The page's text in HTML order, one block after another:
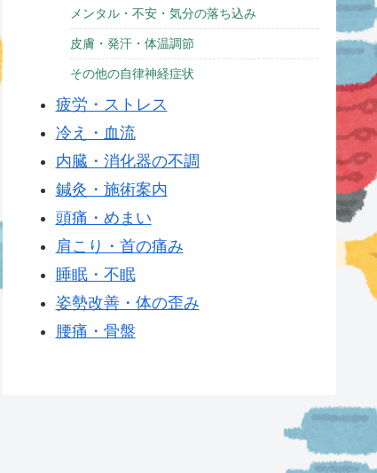
メンタル・不安・気分の落ち込み
皮膚・発汗・体温調節
その他の自律神経症状
疲労・ストレス
冷え・血流
内臓・消化器の不調
鍼灸・施術案内
頭痛・めまい
肩こり・首の痛み
睡眠・不眠
姿勢改善・体の歪み
腰痛・骨盤